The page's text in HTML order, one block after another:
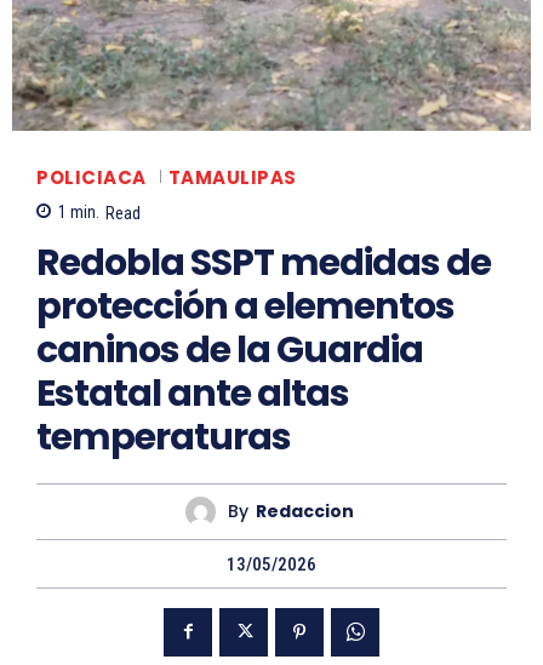
POLICIACA TAMAULIPAS
1 min. Read
Redobla SSPT medidas de
protección a elementos
caninos de la Guardia
Estatal ante altas
temperaturas
By Redaccion
13/05/2026